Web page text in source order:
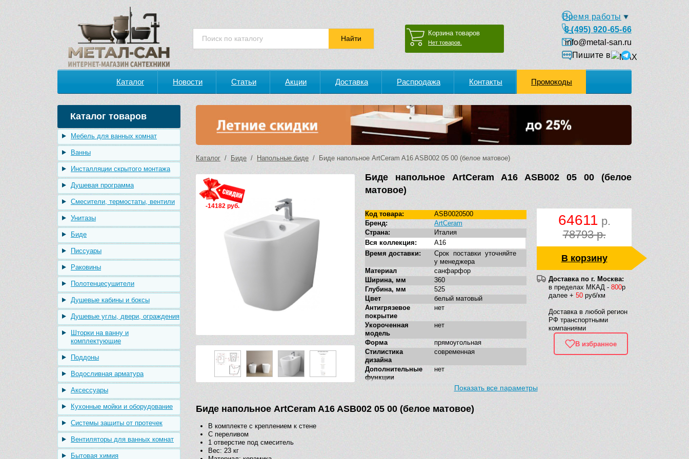
Корзина товаров
Нет товаров.
Время работы
8 (495) 920-65-66
info@metal-san.ru
Пишите в
Каталог Новости Статьи Акции Доставка Распродажа Контакты Промокоды
Каталог товаров
Мебель для ванных комнат
Ванны
Инсталляции скрытого монтажа
Душевая программа
Смесители, термостаты, вентили
Унитазы
Биде
Писсуары
Раковины
Полотенцесушители
Душевые кабины и боксы
Душевые углы, двери, ограждения
Шторки на ванну и
комплектующие
Поддоны
Водосливная арматура
Аксессуары
Кухонные мойки и оборудование
Системы защиты от протечек
Вентиляторы для ванных комнат
Бытовая химия
Каталог / Биде / Напольные биде / Биде напольное ArtCeram A16 ASB002 05 00 (белое матовое)
-14182 руб.
Биде напольное ArtCeram A16 ASB002 05 00 (белое
матовое)
64611 р.
78793 р.
В корзину
Доставка по г. Москва:
в пределах МКАД - 800р
далее + 50 руб/км
Доставка в любой регион
РФ транспортными
компаниями
В избранное
Код товара:
ASB0020500
Бренд:
ArtCeram
Страна:
Италия
Вся коллекция:
A16
Время доставки:
Срок поставки уточняйте
у менеджера
Материал
санфарфор
Ширина, мм
360
Глубина, мм
525
Цвет
белый матовый
Антигрязевое
покрытие
нет
Укороченная
модель
нет
Форма
прямоугольная
Стилистика
дизайна
современная
Дополнительные
функции
нет
Показать все параметры
Биде напольное ArtCeram A16 ASB002 05 00 (белое матовое)
В комплекте с креплением к стене
С переливом
1 отверстие под смеситель
Вес: 23 кг